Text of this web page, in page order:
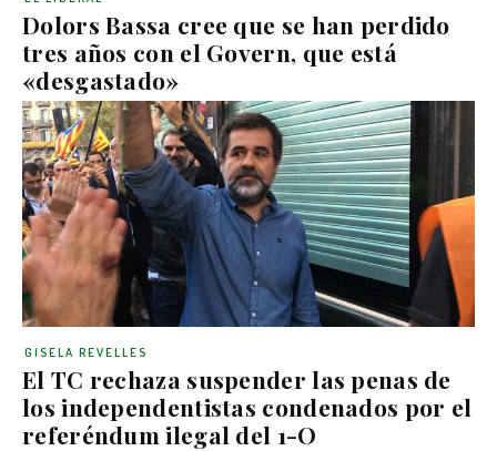
Dolors Bassa cree que se han perdido
tres años con el Govern, que está
«desgastado»
El TC rechaza suspender las penas de
los independentistas condenados por el
referéndum ilegal del 1-O
GISELA REVELLES